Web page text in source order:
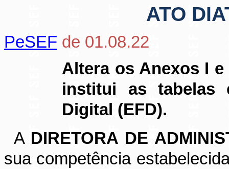
ATO
PeSEF de 01.08.22
Altera os Anexos I e
institui as tabelas
Digital (EFD).
A DIRETORA DE
sua competência